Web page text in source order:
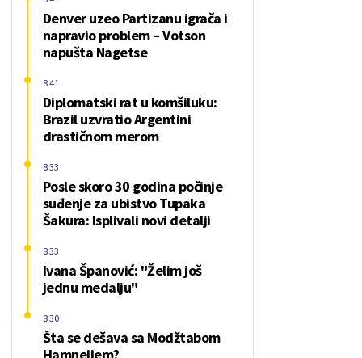
Denver uzeo Partizanu igrača i
napravio problem – Votson
napušta Nagetse
Diplomatski rat u komšiluku:
Brazil uzvratio Argentini
drastičnom merom
8:41
Posle skoro 30 godina počinje
suđenje za ubistvo Tupaka
Šakura: Isplivali novi detalji
8:33
Ivana Španović: "Želim još
jednu medalju"
8:33
Šta se dešava sa Modžtabom
8:30